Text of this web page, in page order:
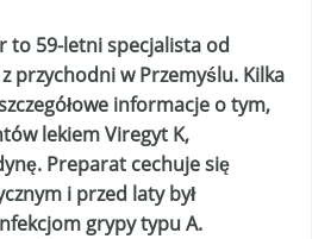
to 59-letni specjalista od
przychodni w Przemyślu. Kilka
informacje o tym,
lekiem Viregyt K,
Preparat cechuje się
i przed laty był
grypy typu A.